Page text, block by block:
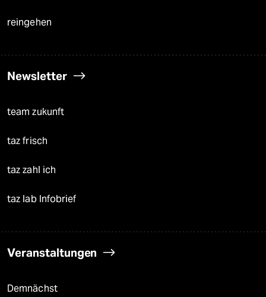
reingehen
Newsletter
team zukunft
taz frisch
taz zahl ich
taz lab Infobrief
Veranstaltungen
Demnächst